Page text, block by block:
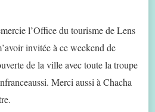
l’Office du tourisme de Lens
invitée à ce weekend de
de la ville avec toute la troupe
Merci aussi à Chacha